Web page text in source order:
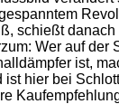
schießt
Wer auf der
ist,
ist hier bei